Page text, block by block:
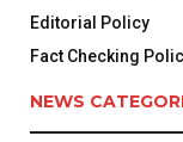
Editorial Policy
Fact Checking
NEWS